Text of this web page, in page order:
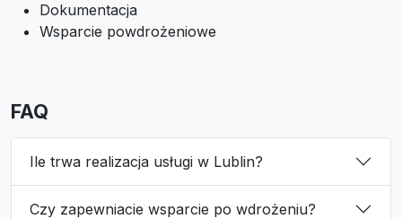
Dokumentacja
Wsparcie powdrożeniowe
FAQ
Ile trwa realizacja usługi w Lublin?
Czy zapewniacie wsparcie po wdrożeniu?